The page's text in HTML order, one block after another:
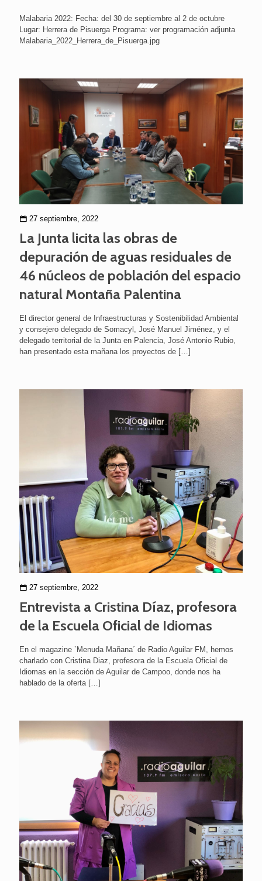
Malabaria 2022: Fecha: del 30 de septiembre al 2 de octubre
Lugar: Herrera de Pisuerga Programa: ver programación adjunta
Malabaria_2022_Herrera_de_Pisuerga.jpg
27 septiembre, 2022
La Junta licita las obras de
depuración de aguas residuales de
46 núcleos de población del espacio
natural Montaña Palentina
El director general de Infraestructuras y Sostenibilidad Ambiental
y consejero delegado de Somacyl, José Manuel Jiménez, y el
delegado territorial de la Junta en Palencia, José Antonio Rubio,
han presentado esta mañana los proyectos de […]
27 septiembre, 2022
Entrevista a Cristina Díaz, profesora
de la Escuela Oficial de Idiomas
En el magazine `Menuda Mañana´ de Radio Aguilar FM, hemos
charlado con Cristina Diaz, profesora de la Escuela Oficial de
Idiomas en la sección de Aguilar de Campoo, donde nos ha
hablado de la oferta[…]